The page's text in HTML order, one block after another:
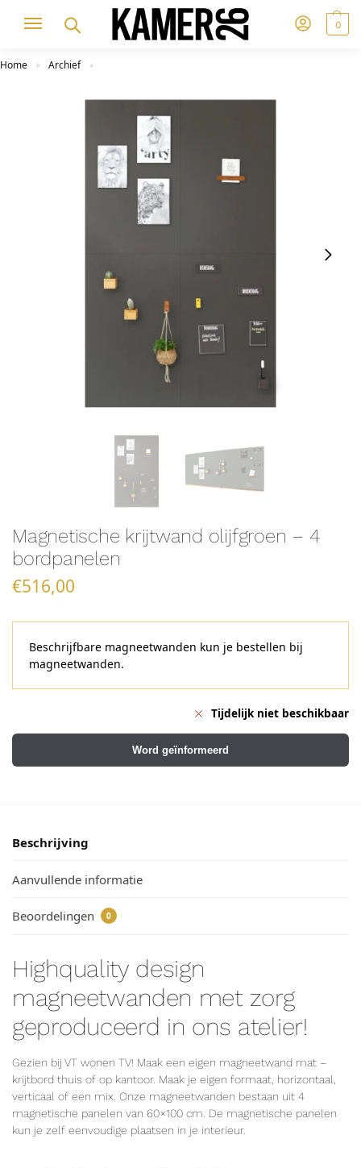
0
Home » Archief »
Magnetische krijtwand olijfgroen – 4
bordpanelen
€516,00
Beschrijfbare magneetwanden kun je bestellen bij
magneetwanden.
Tijdelijk niet beschikbaar
Word geïnformeerd
Beschrijving
Aanvullende informatie
Beoordelingen 0
Highquality design
magneetwanden met zorg
geproduceerd in ons atelier!
Gezien bij VT wonen TV! Maak een eigen magneetwand mat –
krijtbord thuis of op kantoor. Maak je eigen formaat, horizontaal,
verticaal of een mix. Onze magneetwanden bestaan uit 4
magnetische panelen van 60×100 cm. De magnetische panelen
kun je zelf eenvoudige plaatsen in je interieur.